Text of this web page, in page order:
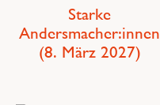
Starke
Andersmacher:innen
(8. März 2027)